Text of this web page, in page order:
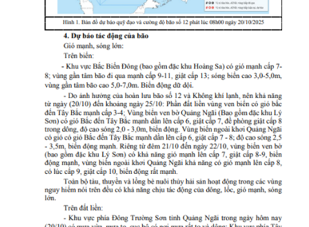
Quy hoạch thuỷ lợi
BẢN ĐỒ